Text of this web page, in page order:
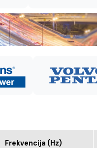
Frekvencija (Hz)